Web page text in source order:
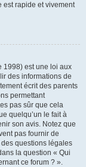
est rapide et vivement
1998) est une loi aux
des informations de
écrit des parents
permettant
pas sûr que cela
quelqu’un le fait à
son avis. Notez que
pas fournir de
questions légales
la question « Qui
ce forum ? ».